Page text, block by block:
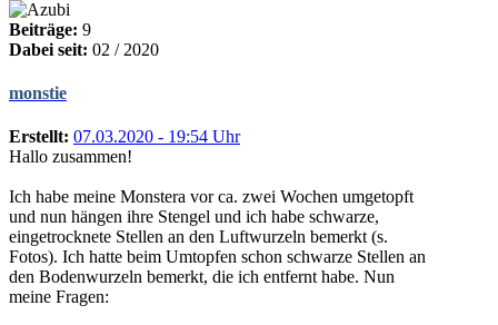
Beiträge: 9
Dabei seit: 02 / 2020
monstie
Erstellt: 07.03.2020 - 19:54 Uhr
Hallo zusammen!
Ich habe meine Monstera vor ca. zwei Wochen umgetopft
und nun hängen ihre Stengel und ich habe schwarze,
eingetrocknete Stellen an den Luftwurzeln bemerkt (s.
Fotos). Ich hatte beim Umtopfen schon schwarze Stellen an
den Bodenwurzeln bemerkt, die ich entfernt habe. Nun
meine Fragen: